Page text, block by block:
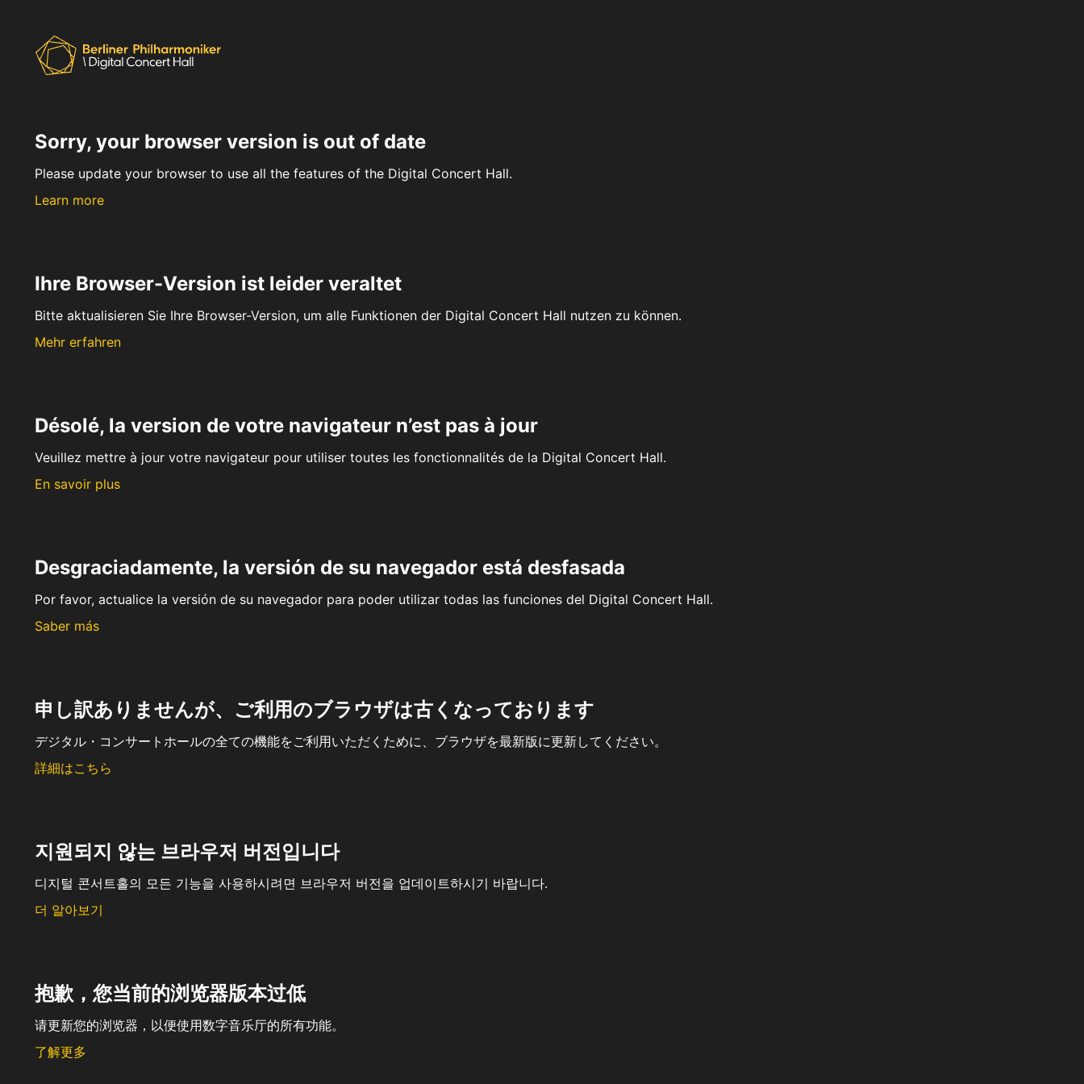
Sorry, your browser version is out of date
Please update your browser to use all the features of the Digital Concert Hall.
Learn more
Ihre Browser-Version ist leider veraltet
Bitte aktualisieren Sie Ihre Browser-Version, um alle Funktionen der Digital Concert Hall nutzen zu können.
Mehr erfahren
Désolé, la version de votre navigateur n’est pas à jour
Veuillez mettre à jour votre navigateur pour utiliser toutes les fonctionnalités de la Digital Concert Hall.
En savoir plus
Desgraciadamente, la versión de su navegador está desfasada
Por favor, actualice la versión de su navegador para poder utilizar todas las funciones del Digital Concert Hall.
Saber más
申し訳ありませんが、ご利用のブラウザは古くなっております
デジタル・コンサートホールの全ての機能をご利用いただくために、ブラウザを最新版に更新してください。
詳細はこちら
지원되지 않는 브라우저 버전입니다
디지털 콘서트홀의 모든 기능을 사용하시려면 브라우저 버전을 업데이트하시기 바랍니다.
더 알아보기
抱歉，您当前的浏览器版本过低
请更新您的浏览器，以便使用数字音乐厅的所有功能。
了解更多